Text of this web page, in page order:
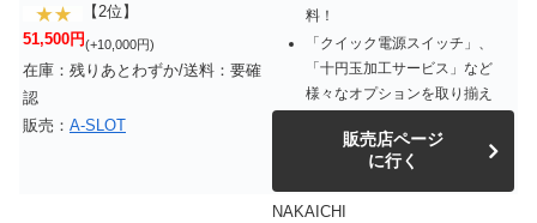
【2位】
51,500円(+10,000円)
在庫：残りあとわずか/送料：要確
認
販売： A-SLOT
料！
「クイック電源スイッチ」、
「十円玉加工サービス」など
様々なオプションを取り揃え
販売店ページ
に行く
NAKAICHI